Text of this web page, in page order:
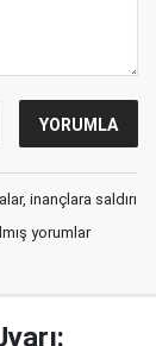
inançlara saldırı
yorumlar